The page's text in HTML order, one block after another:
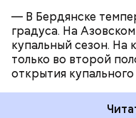
— В Бердянске
градуса. На
купальный сезон. На
только во второй
открытия